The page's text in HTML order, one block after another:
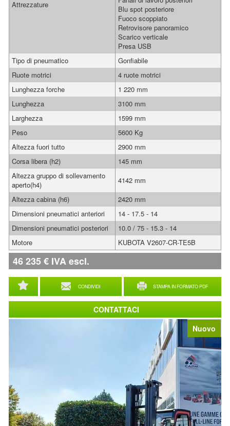
Nuovo
CONDIVIDI STAMPA IN FORMATO PDF
Attrezzature
Blu spot posteriore
Fuoco scoppiato
Retrovisore panoramico
Scarico verticale
Presa USB
Tipo di pneumatico
Gonfiabile
Ruote motrici
4 ruote motrici
Lunghezza forche
1 220 mm
Lunghezza
3100 mm
Larghezza
1599 mm
Peso
5600 Kg
Altezza fuori tutto
2900 mm
Corsa libera (h2)
145 mm
Altezza gruppo di sollevamento
aperto(h4)
4142 mm
Altezza cabina (h6)
2420 mm
Dimensioni pneumatici anteriori
14 - 17.5 - 14
Dimensioni pneumatici posteriori
10.0 / 75 - 15.3 - 14
Motore
KUBOTA V2607-CR-TE5B
46 235€ IVA escl.
CONTATTACI